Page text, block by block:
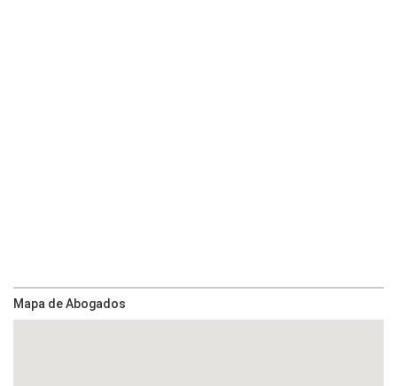
Mapa de Abogados